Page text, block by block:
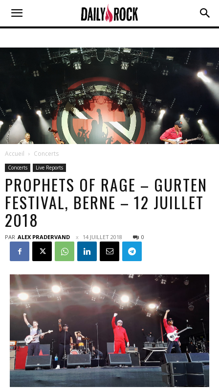
Accueil Concerts
Concerts Live Reports
PROPHETS OF RAGE – GURTEN
FESTIVAL, BERNE – 12 JUILLET
2018
PAR ALEX PRADERVAND 14 JUILLET 2018 0